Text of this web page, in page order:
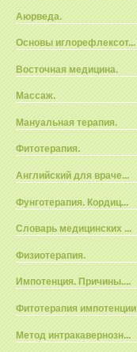
Аюрведа.
Основы иглорефлексот...
Восточная медицина.
Массаж.
Мануальная терапия.
Фитотерапия.
Английский для враче...
Фунготерапия. Кордиц...
Словарь медицинских ...
Физиотерапия.
Импотенция. Причины....
Фитотерапия импотенции
Метод интракавернозн...